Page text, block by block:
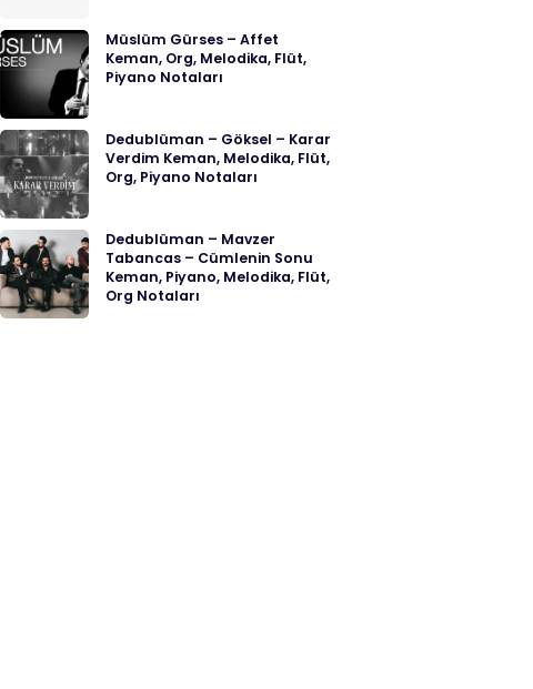
Müslüm Gürses – Affet
Keman, Org, Melodika, Flüt,
Piyano Notaları
Dedublüman – Göksel – Karar
Verdim Keman, Melodika, Flüt,
Org, Piyano Notaları
Dedublüman – Mavzer
Tabancas – Cümlenin Sonu
Keman, Piyano, Melodika, Flüt,
Org Notaları